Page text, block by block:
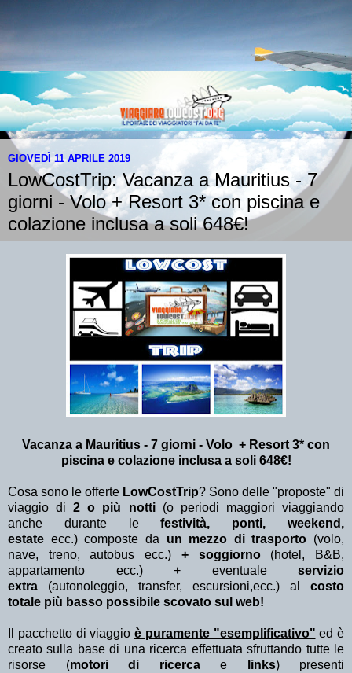
GIOVEDÌ 11 APRILE 2019
LowCostTrip: Vacanza a Mauritius - 7
giorni - Volo + Resort 3* con piscina e
colazione inclusa a soli 648€!
Vacanza a Mauritius - 7 giorni - Volo + Resort 3* con
piscina e colazione inclusa a soli 648€!
Cosa sono le offerte LowCostTrip? Sono delle "proposte" di
viaggio di2 o più notti (o periodi maggiori viaggiando
anche durante lefestività, ponti, weekend,
estate ecc.) composte da un mezzo di trasporto (volo,
nave, treno, autobus ecc.) + soggiorno(hotel, B&B,
appartamento ecc.) + eventuale servizio
extra (autonoleggio, transfer, escursioni,ecc.) al costo
totale più basso possibile scovato sul web!
Il pacchetto di viaggio è puramente "esemplificativo" ed è
creato sulla base di una ricerca effettuata sfruttando tutte le
risorse (motori di ricerca e links) presenti